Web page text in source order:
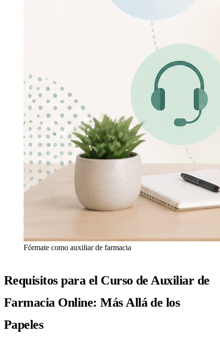
Fórmate como auxiliar de farmacia
Requisitos para el Curso de Auxiliar de
Farmacia Online: Más Allá de los
Papeles